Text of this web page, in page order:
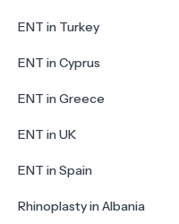
ENT in Turkey
ENT in Cyprus
ENT in Greece
ENT in UK
ENT in Spain
Rhinoplasty in Albania